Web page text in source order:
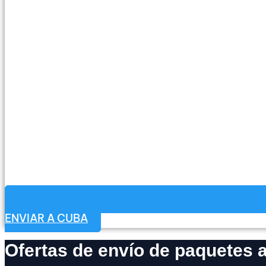
ENVIAR A CUBA
Ofertas de envío de paquetes